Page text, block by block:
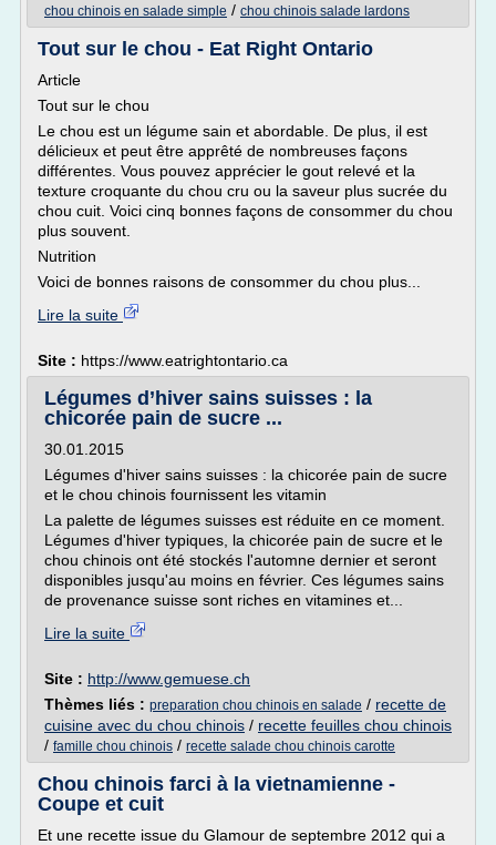
chou chinois en salade simple / chou chinois salade lardons
Tout sur le chou - Eat Right Ontario
Article
Tout sur le chou
Le chou est un légume sain et abordable. De plus, il est
délicieux et peut être apprêté de nombreuses façons
différentes. Vous pouvez apprécier le gout relevé et la
texture croquante du chou cru ou la saveur plus sucrée du
chou cuit. Voici cinq bonnes façons de consommer du chou
plus souvent.
Nutrition
Voici de bonnes raisons de consommer du chou plus...
Lire la suite
Site : https://www.eatrightontario.ca
Légumes d’hiver sains suisses : la
chicorée pain de sucre ...
30.01.2015
Légumes d'hiver sains suisses : la chicorée pain de sucre
et le chou chinois fournissent les vitamin
La palette de légumes suisses est réduite en ce moment.
Légumes d'hiver typiques, la chicorée pain de sucre et le
chou chinois ont été stockés l'automne dernier et seront
disponibles jusqu'au moins en février. Ces légumes sains
de provenance suisse sont riches en vitamines et...
Lire la suite
Site : http://www.gemuese.ch
Thèmes liés : preparation chou chinois en salade / recette de
cuisine avec du chou chinois / recette feuilles chou chinois
/ famille chou chinois / recette salade chou chinois carotte
Chou chinois farci à la vietnamienne -
Coupe et cuit
Et une recette issue du Glamour de septembre 2012 qui a